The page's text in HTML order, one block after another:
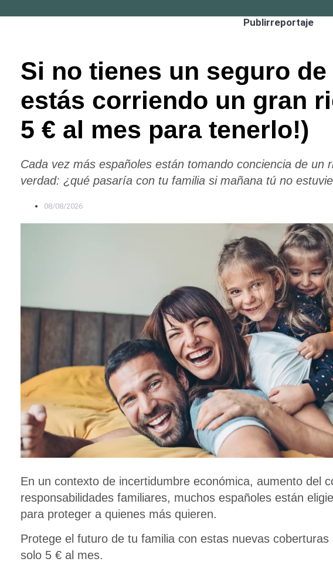
Publirreportaje
Si no tienes un seguro de
estás corriendo un gran
5 € al mes para tenerlo!)
Cada vez más españoles están tomando conciencia de un
verdad: ¿qué pasaría con tu familia si mañana tú no
08/08/2026
En un contexto de incertidumbre económica, aumento del
responsabilidades familiares, muchos españoles están
para proteger a quienes más quieren.
Protege el futuro de tu familia con estas nuevas coberturas
solo 5 € al mes.